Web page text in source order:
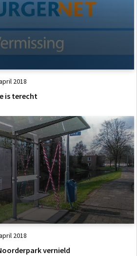
2018
is terecht
2018
vernield